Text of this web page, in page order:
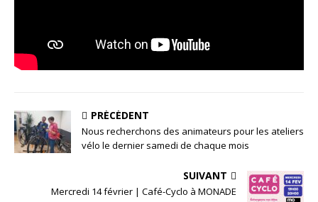
PRÉCÉDENT
Nous recherchons des animateurs pour les ateliers
vélo le dernier samedi de chaque mois
SUIVANT
Mercredi 14 février | Café-Cyclo à MONADE